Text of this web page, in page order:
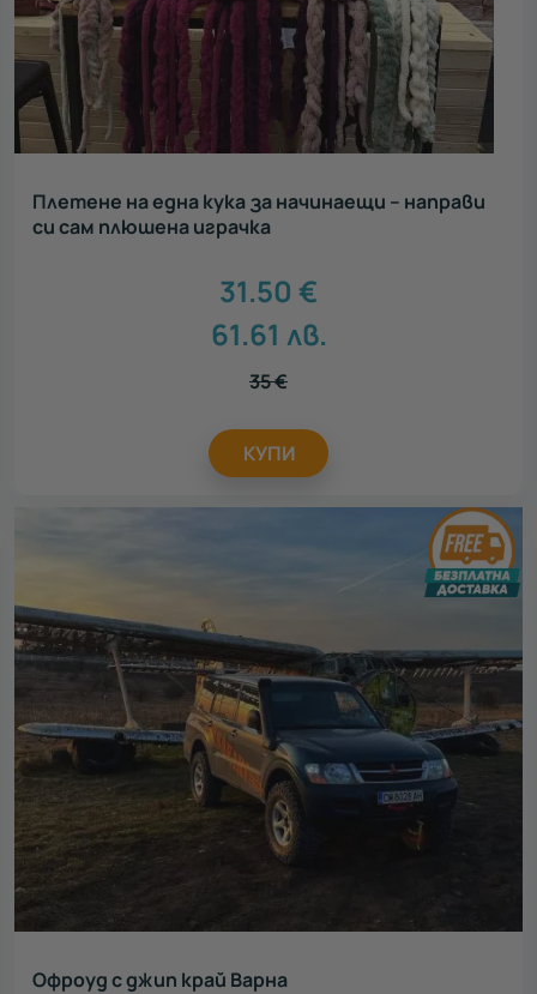
Плетене на една кука за начинаещи – направи
си сам плюшена играчка
31.50 €
61.61 лв.
35€
КУПИ
Офроуд с джип край Варна